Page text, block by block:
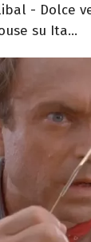
- Dolce
su Ita...